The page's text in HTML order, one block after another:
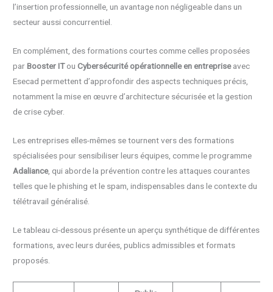
l’insertion professionnelle, un avantage non négligeable dans un
secteur aussi concurrentiel.
En complément, des formations courtes comme celles proposées
parBooster ITouCybersécurité opérationnelle en entrepriseavec
Esecad permettent d’approfondir des aspects techniques précis,
notamment la mise en œuvre d’architecture sécurisée et la gestion
de crise cyber.
Les entreprises elles-mêmes se tournent vers des formations
spécialisées pour sensibiliser leurs équipes, comme le programme
Adaliance, qui aborde la prévention contre les attaques courantes
telles que le phishing et le spam, indispensables dans le contexte du
télétravail généralisé.
Le tableau ci-dessous présente un aperçu synthétique de différentes
formations, avec leurs durées, publics admissibles et formats
proposés.